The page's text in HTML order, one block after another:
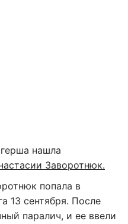
нашла
Заворотнюк.
попала в
13 сентября. После
паралич, и ее ввели